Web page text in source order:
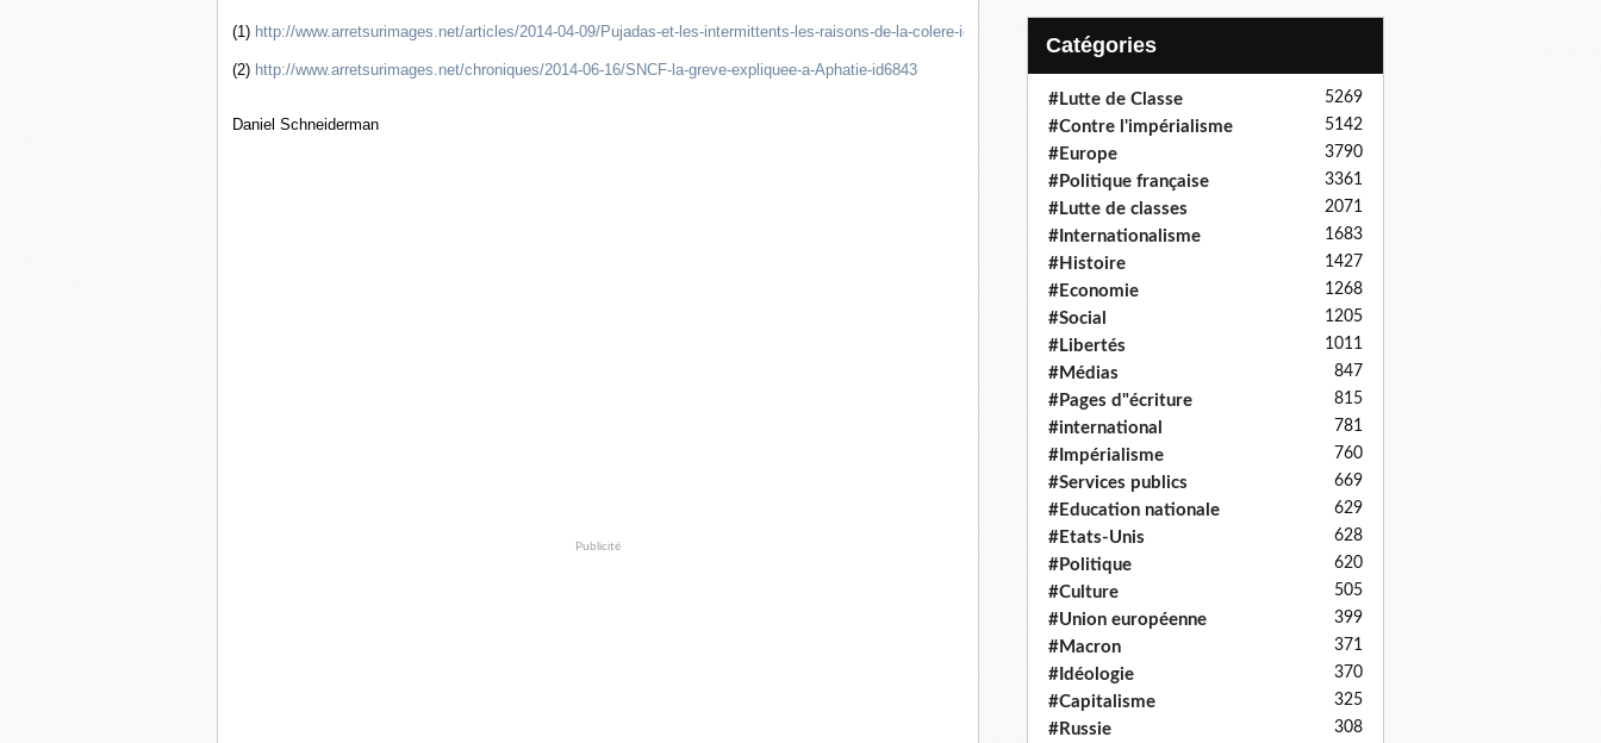
(1) http://www.arretsurimages.net/articles/2014-04-09/Pujadas-et-les-intermittents-les-raisons-de-la-colere-id6684
(2) http://www.arretsurimages.net/chroniques/2014-06-16/SNCF-la-greve-expliquee-a-Aphatie-id6843
Daniel Schneiderman
Publicité
Catégories
#Lutte de Classe 5269
#Contre l'impérialisme 5142
#Europe 3790
#Politique française 3361
#Lutte de classes 2071
#Internationalisme 1683
#Histoire 1427
#Economie 1268
#Social 1205
#Libertés 1011
#Médias 847
#Pages d"écriture 815
#international 781
#Impérialisme 760
#Services publics 669
#Education nationale 629
#Etats-Unis 628
#Politique 620
#Culture 505
#Union européenne 399
#Macron 371
#Idéologie 370
#Capitalisme 325
#Russie 308